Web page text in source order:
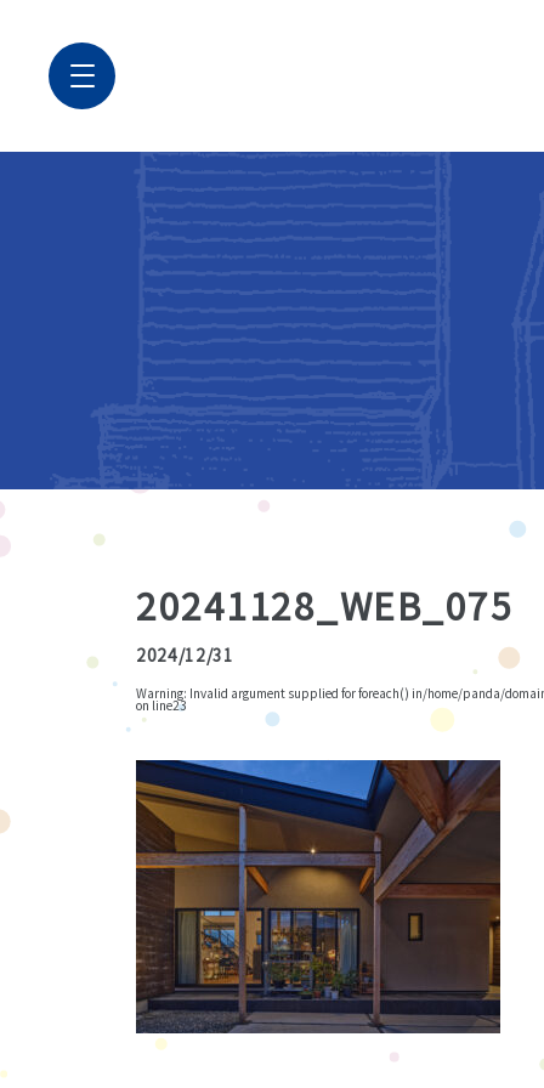
20241128_WEB_075
2024/12/31
Warning: Invalid argument supplied for foreach() in/home/panda/
on line23